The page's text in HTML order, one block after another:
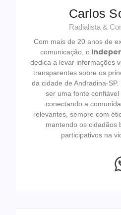
Carlos
Radialista &
Com mais de 20 anos de
comunicação, o
dedica a levar informações
transparentes sobre os
da cidade de Andradina-
ser uma fonte confiável
conectando a
relevantes, sempre com
mantendo os cidadãos
participativos na